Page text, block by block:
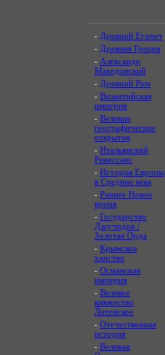
- Древний Египет
- Древняя Греция
- Александр
Македонский
- Древний Рим
- Византийская
империя
- Великие
географические
открытия
- Итальянский
Ренессанс
- История Европы
в Средние века
- Раннее Новое
время
- Государство
Джучидов /
Золотая Орда
- Крымское
ханство
- Османская
империя
- Великое
княжество
Литовское
- Отечественная
история
- Великая